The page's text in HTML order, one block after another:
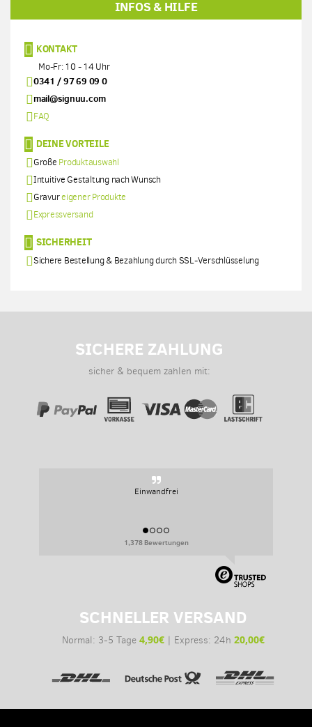
INFOS & HILFE
KONTAKT
Mo-Fr: 10 - 14 Uhr
0341 / 97 69 09 0
mail@signuu.com
FAQ
DEINE VORTEILE
Große Produktauswahl
Intuitive Gestaltung nach Wunsch
Gravureigener Produkte
Expressversand
SICHERHEIT
Sichere Bestellung & Bezahlung durch SSL-Verschlüsselung
SICHERE ZAHLUNG
sicher & bequem zahlen mit:
Einwandfrei
1,378 Bewertungen
SCHNELLER VERSAND
Normal: 3-5 Tage 4,90€| Express: 24h 20,00€